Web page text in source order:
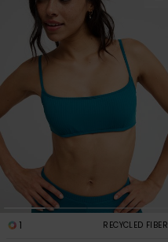
1 RECYCLED FIBER